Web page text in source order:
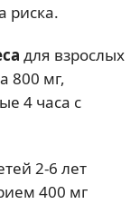
риска.
для взрослых
800 мг,
4 часа с
2-6 лет
400 мг